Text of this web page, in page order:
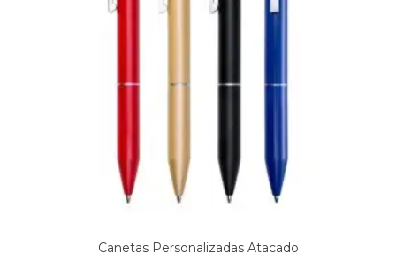
Canetas Personalizadas Atacado